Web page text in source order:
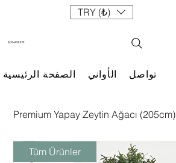
TRY (₺)
BONAVERTE
الصفحة الرئيسية الأواني تواصل
Premium Yapay Zeytin Ağacı (205cm)
Tüm Ürünler